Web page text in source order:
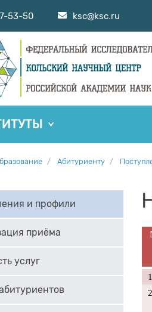
53-50 ksc@ksc.ru
Абитуриенту
и профили
приёма
услуг